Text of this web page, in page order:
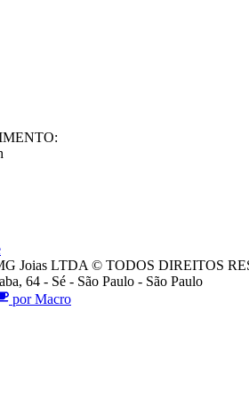
Joias LTDA © TODOS DIREITOS
64 - Sé - São Paulo - São Paulo
por Macro